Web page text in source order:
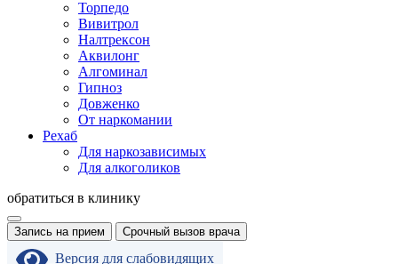
Торпедо
Вивитрол
Налтрексон
Аквилонг
Алгоминал
Гипноз
Довженко
От наркомании
Рехаб
Для наркозависимых
Для алкоголиков
обратиться в клинику
Запись на прием Срочный вызов врача
Версия для слабовидящих